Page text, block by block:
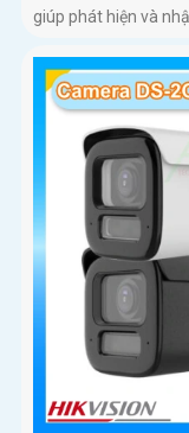
giúp phát hiện và